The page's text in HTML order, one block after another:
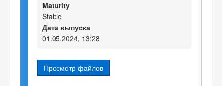
Maturity
Stable
Дата выпуска
01.05.2024, 13:28
Просмотр файлов